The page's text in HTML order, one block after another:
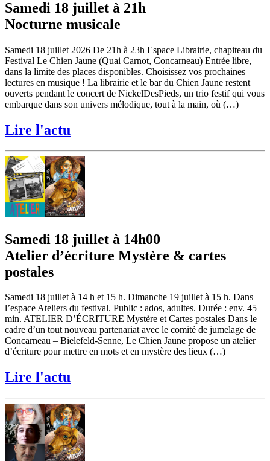
Samedi 18 juillet à 21h
Nocturne musicale
Samedi 18 juillet 2026 De 21h à 23h Espace Librairie, chapiteau du
Festival Le Chien Jaune (Quai Carnot, Concarneau) Entrée libre,
dans la limite des places disponibles. Choisissez vos prochaines
lectures en musique ! La librairie et le bar du Chien Jaune restent
ouverts pendant le concert de NickelDesPieds, un trio festif qui vous
embarque dans son univers mélodique, tout à la main, où (…)
Lire l'actu
Samedi 18 juillet à 14h00
Atelier d’écriture Mystère & cartes
postales
Samedi 18 juillet à 14 h et 15 h. Dimanche 19 juillet à 15 h. Dans
l’espace Ateliers du festival. Public : ados, adultes. Durée : env. 45
min. ATELIER D’ÉCRITURE Mystère et Cartes postales Dans le
cadre d’un tout nouveau partenariat avec le comité de jumelage de
Concarneau – Bielefeld-Senne, Le Chien Jaune propose un atelier
d’écriture pour mettre en mots et en mystère des lieux (…)
Lire l'actu